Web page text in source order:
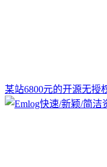
某站6800元的开源无授